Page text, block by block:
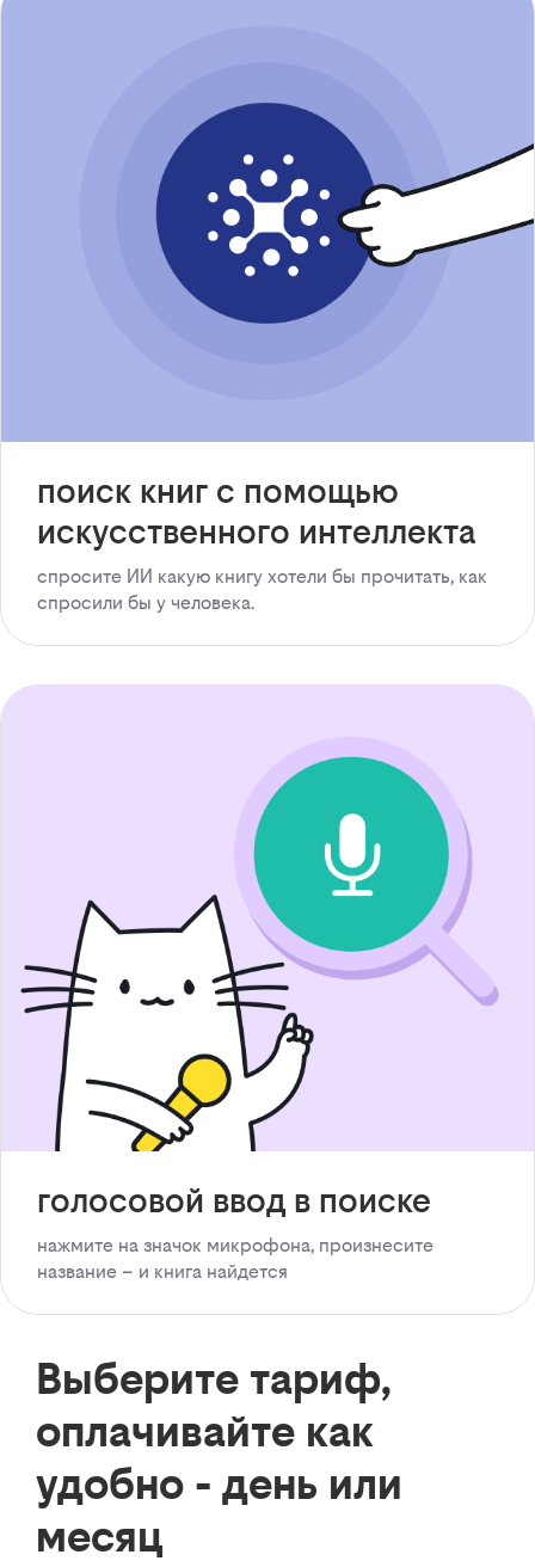
поиск книг с помощью
искусственного интеллекта
спросите ИИ какую книгу хотели бы прочитать, как
спросили бы у человека.
голосовой ввод в поиске
нажмите на значок микрофона, произнесите
название – и книга найдется
Выберите тариф,
оплачивайте как
удобно - день или
месяц